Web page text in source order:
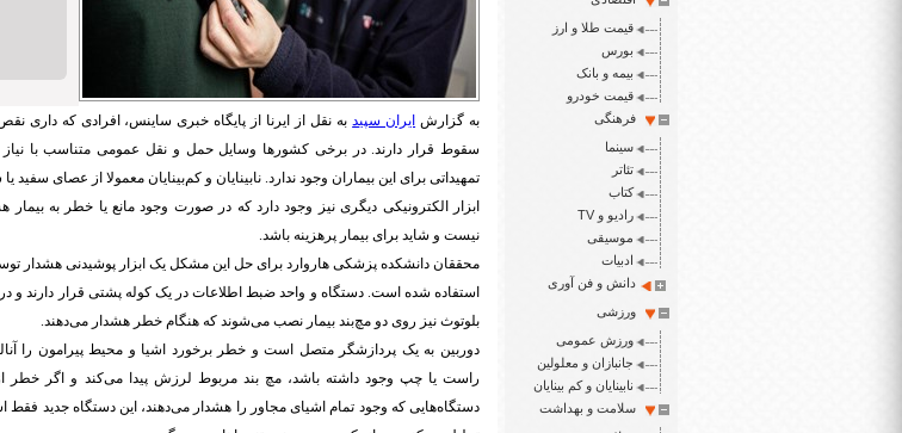
قیمت طلا و ارز
بورس
بیمه و بانک
قیمت خودرو
فرهنگی
سینما
تئاتر
کتاب
رادیو و TV
موسیقی
ادبیات
دانش و فن آوری
ورزشی
ورزش عمومی
جانبازان و معلولین
نابینایان و کم بینایان
سلامت و بهداشت
به گزارش ایران سپیدبه نقل از ایرنا از پایگاه خبری ساینس، افرادی که داری
سقوط قرار دارند. در برخی کشورها وسایل حمل و نقل عمومی متناسب با
تمهیداتی برای این بیماران وجود ندارد. نابینایان و کم‌بینایان معمولا از عصای
ابزار الکترونیکی دیگری نیز وجود دارد که در صورت وجود مانع یا خطر به بیمار
نیست و شاید برای بیمار پرهزینه باشد.
محققان دانشکده پزشکی هاروارد برای حل این مشکل یک ابزار پوشیدنی هشدار توسعه
استفاده شده است. دستگاه و واحد ضبط اطلاعات در یک کوله پشتی قرار دارند و در
بلوتوث نیز روی دو مچ‌بند بیمار نصب می‌شوند که هنگام خطر هشدار می‌دهند.
دوربین به یک پردازشگر متصل است و خطر برخورد اشیا و محیط پیرامون را
راست یا چپ وجود داشته باشد، مچ بند مربوط لرزش پیدا می‌کند و اگر خطر
دستگاه‌هایی که وجود تمام اشیای مجاور را هشدار می‌دهند،‌ این دستگاه جدید فقط